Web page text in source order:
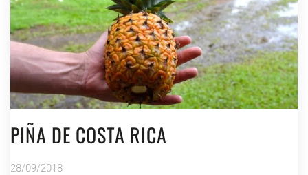
PIÑA DE COSTA RICA
28/09/2018